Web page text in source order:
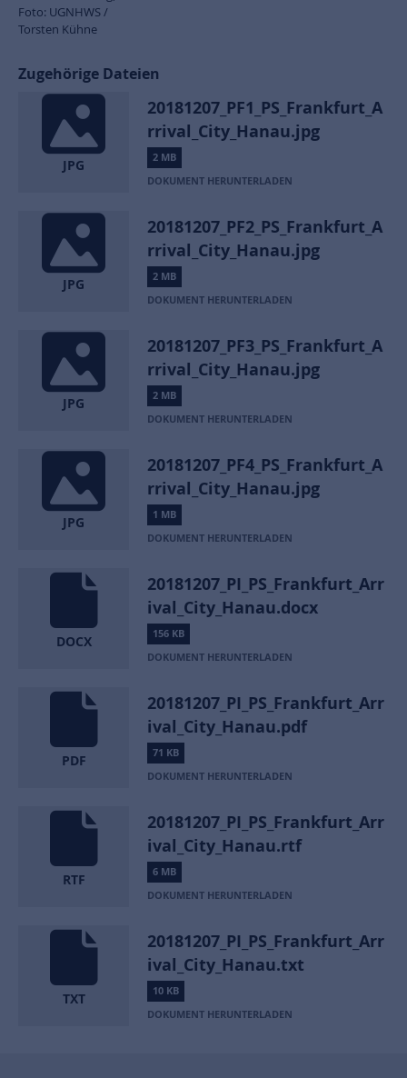
Foto: UGNHWS /
Torsten Kühne
Zugehörige Dateien
JPG
20181207_PF1_PS_Frankfurt_A
rrival_City_Hanau.jpg
2 MB
DOKUMENT HERUNTERLADEN
JPG
20181207_PF2_PS_Frankfurt_A
rrival_City_Hanau.jpg
2 MB
DOKUMENT HERUNTERLADEN
JPG
20181207_PF3_PS_Frankfurt_A
rrival_City_Hanau.jpg
2 MB
DOKUMENT HERUNTERLADEN
JPG
20181207_PF4_PS_Frankfurt_A
rrival_City_Hanau.jpg
1 MB
DOKUMENT HERUNTERLADEN
DOCX
20181207_PI_PS_Frankfurt_Arr
ival_City_Hanau.docx
156 KB
DOKUMENT HERUNTERLADEN
PDF
20181207_PI_PS_Frankfurt_Arr
ival_City_Hanau.pdf
71 KB
DOKUMENT HERUNTERLADEN
RTF
20181207_PI_PS_Frankfurt_Arr
ival_City_Hanau.rtf
6 MB
DOKUMENT HERUNTERLADEN
TXT
20181207_PI_PS_Frankfurt_Arr
ival_City_Hanau.txt
10 KB
DOKUMENT HERUNTERLADEN